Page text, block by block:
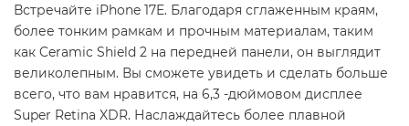
Встречайте iPhone 17E. Благодаря сглаженным краям,
более тонким рамкам и прочным материалам, таким
как Ceramic Shield 2 на передней панели, он выглядит
великолепным. Вы сможете увидеть и сделать больше
всего, что вам нравится, на 6,3 -дюймовом дисплее
Super Retina XDR. Наслаждайтесь более плавной